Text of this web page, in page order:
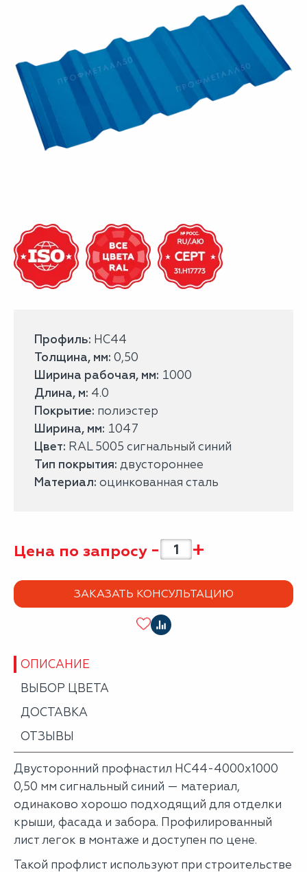
Профиль: НС44
Толщина, мм: 0,50
Ширина рабочая, мм: 1000
Длина, м: 4.0
Покрытие: полиэстер
Ширина, мм: 1047
Цвет: RAL 5005 сигнальный синий
Тип покрытия: двустороннее
Материал: оцинкованная сталь
Цена по запросу - +
ЗАКАЗАТЬ КОНСУЛЬТАЦИЮ
ОПИСАНИЕ
ВЫБОР ЦВЕТА
ДОСТАВКА
ОТЗЫВЫ
Двусторонний профнастил НС44-4000х1000
0,50 мм сигнальный синий — материал,
одинаково хорошо подходящий для отделки
крыши, фасада и забора. Профилированный
лист легок в монтаже и доступен по цене.
Такой профлист используют при строительстве